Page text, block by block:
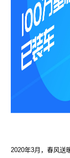
2020年3月，春风送